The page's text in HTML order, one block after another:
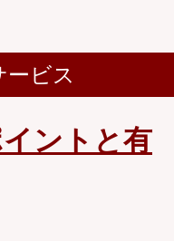
ービス
イントと有